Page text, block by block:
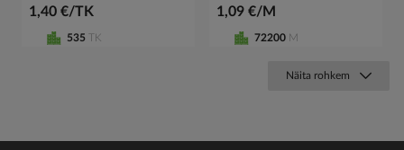
1,40 €/TK
535 TK
1,09 €/M
72200 M
Näita rohkem